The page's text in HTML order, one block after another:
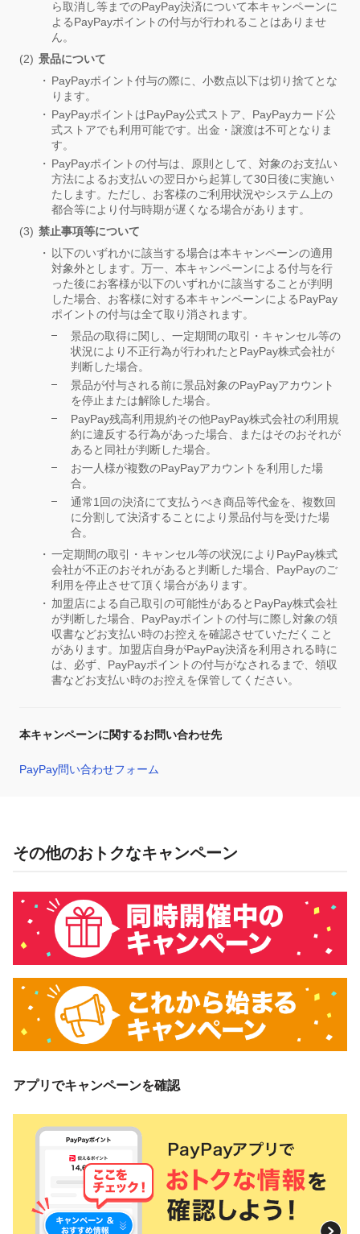
ら取消し等までのPayPay決済について本キャンペーンに
よるPayPayポイントの付与が行われることはありませ
ん。
景品について
PayPayポイント付与の際に、小数点以下は切り捨てとな
ります。
PayPayポイントはPayPay公式ストア、PayPayカード公
式ストアでも利用可能です。出金・譲渡は不可となりま
す。
PayPayポイントの付与は、原則として、対象のお支払い
方法によるお支払いの翌日から起算して30日後に実施い
たします。ただし、お客様のご利用状況やシステム上の
都合等により付与時期が遅くなる場合があります。
禁止事項等について
以下のいずれかに該当する場合は本キャンペーンの適用
対象外とします。万一、本キャンペーンによる付与を行
った後にお客様が以下のいずれかに該当することが判明
した場合、お客様に対する本キャンペーンによるPayPay
ポイントの付与は全て取り消されます。
景品の取得に関し、一定期間の取引・キャンセル等の
状況により不正行為が行われたとPayPay株式会社が
判断した場合。
景品が付与される前に景品対象のPayPayアカウント
を停止または解除した場合。
PayPay残高利用規約その他PayPay株式会社の利用規
約に違反する行為があった場合、またはそのおそれが
あると同社が判断した場合。
お一人様が複数のPayPayアカウントを利用した場
合。
通常1回の決済にて支払うべき商品等代金を、複数回
に分割して決済することにより景品付与を受けた場
合。
一定期間の取引・キャンセル等の状況によりPayPay株式
会社が不正のおそれがあると判断した場合、PayPayのご
利用を停止させて頂く場合があります。
加盟店による自己取引の可能性があるとPayPay株式会社
が判断した場合、PayPayポイントの付与に際し対象の領
収書などお支払い時のお控えを確認させていただくこと
があります。加盟店自身がPayPay決済を利用される時に
は、必ず、PayPayポイントの付与がなされるまで、領収
書などお支払い時のお控えを保管してください。
本キャンペーンに関するお問い合わせ先
PayPay問い合わせフォーム
その他のおトクなキャンペーン
アプリでキャンペーンを確認